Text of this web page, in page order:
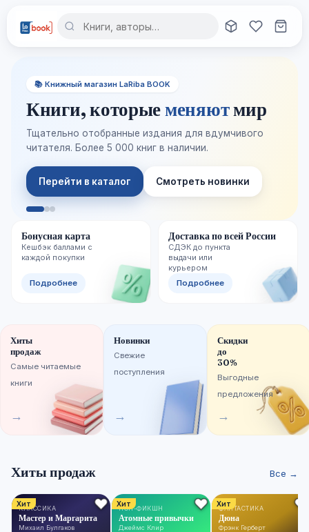
📚 Книжный магазин LaRiba BOOK
Книги, которыеменяютмир
Тщательно отобранные издания для вдумчивого
читателя. Более 5 000 книг в наличии.
Перейти в каталог Смотреть новинки
Бонусная карта
Кешбэк баллами с
каждой покупки
Подробнее
Доставка по всей России
СДЭК до пункта
выдачи или
курьером
Подробнее
Хиты
продаж
Самые читаемые
книги
→
Новинки
Свежие
поступления
→
Скидки
до
30%
Выгодные
предложения
→
Хиты продаж Все →
Хит
КЛАССИКА
Мастер и Маргарита
Михаил Булгаков
Хит
НОН-ФИКШН
Атомные привычки
Джеймс Клир
Хит
ФАНТАСТИКА
Дюна
Фрэнк Герберт